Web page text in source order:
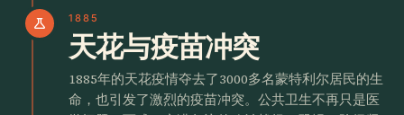
science 1885
天花与疫苗冲突
1885年的天花疫情夺去了3000多名蒙特利尔居民的生
命，也引发了激烈的疫苗冲突。公共卫生不再只是医